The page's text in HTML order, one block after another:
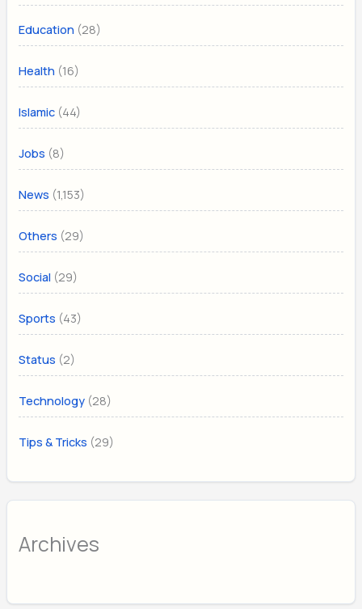
Education (28)
Health (16)
Islamic (44)
Jobs (8)
News (1,153)
Others (29)
Social (29)
Sports (43)
Status (2)
Technology (28)
Tips & Tricks (29)
Archives